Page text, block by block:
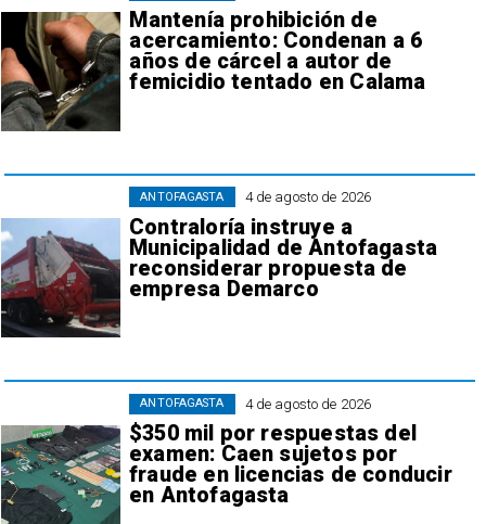
Mantenía prohibición de
acercamiento: Condenan a 6
años de cárcel a autor de
femicidio tentado en Calama
4 de agosto de 2026
Contraloría instruye a
Municipalidad de Antofagasta
reconsiderar propuesta de
empresa Demarco
ANTOFAGASTA
4 de agosto de 2026
$350 mil por respuestas del
examen: Caen sujetos por
fraude en licencias de conducir
en Antofagasta
ANTOFAGASTA